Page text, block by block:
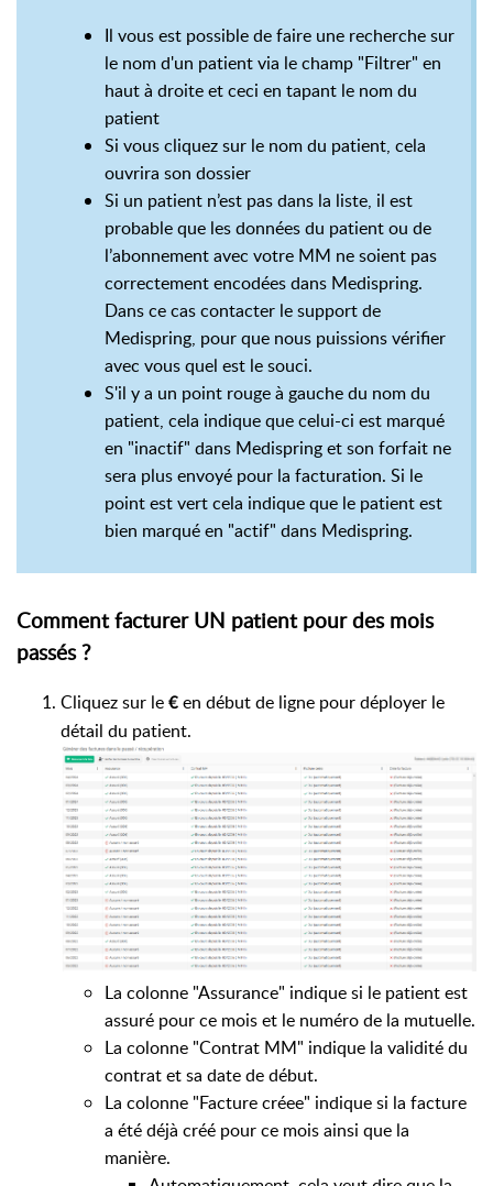
Il vous est possible de faire une recherche sur
le nom d'un patient via le champ "Filtrer" en
haut à droite et ceci en tapant le nom du
patient
Si vous cliquez sur le nom du patient, cela
ouvrira son dossier
Si un patient n’est pas dans la liste, il est
probable que les données du patient ou de
l’abonnement avec votre MM ne soient pas
correctement encodées dans Medispring.
Dans ce cas contacter le support de
Medispring, pour que nous puissions vérifier
avec vous quel est le souci.
S'il y a un point rouge à gauche du nom du
patient, cela indique que celui-ci est marqué
en "inactif" dans Medispring et son forfait ne
sera plus envoyé pour la facturation. Si le
point est vert cela indique que le patient est
bien marqué en "actif" dans Medispring.
Comment facturer UN patient pour des mois
passés ?
Cliquez sur le € en début de ligne pour déployer le
détail du patient.
La colonne "Assurance" indique si le patient est
assuré pour ce mois et le numéro de la mutuelle.
La colonne "Contrat MM" indique la validité du
contrat et sa date de début.
La colonne "Facture créee" indique si la facture
a été déjà créé pour ce mois ainsi que la
manière.